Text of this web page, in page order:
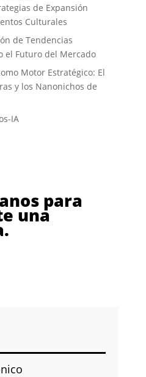
de Expansión
Culturales
de Tendencias
el Futuro del Mercado
Motor Estratégico: El
y los Nanonichos de
IA
para
una